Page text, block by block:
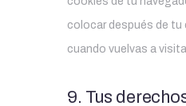
colocar después de
cuando vuelvas a
9. Tus